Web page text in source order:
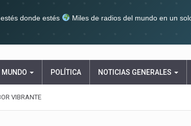
donde estés
Miles de radios del mundo en un
MUNDO POLÍTICA NOTICIAS GENERALES
VIBRANTE